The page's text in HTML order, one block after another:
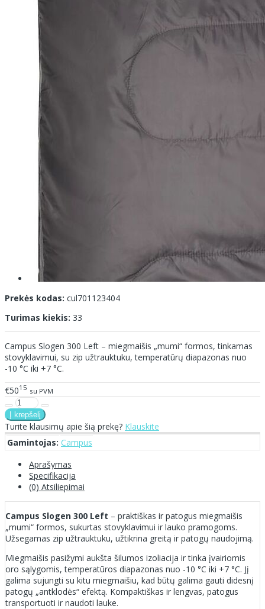
Prekės kodas: cul701123404
Turimas kiekis: 33
Campus Slogen 300 Left – miegmaišis „mumi“ formos, tinkamas
stovyklavimui, su zip užtrauktuku, temperatūrų diapazonas nuo
-10 °C iki +7 °C.
€5015 su PVM
Turite klausimų apie šią prekę? Klauskite
Gamintojas: Campus
Aprašymas
Specifikacija
(0) Atsiliepimai
Campus Slogen 300 Left – praktiškas ir patogus miegmaišis
„mumi“ formos, sukurtas stovyklavimui ir lauko pramogoms.
Užsegamas zip užtrauktuku, užtikrina greitą ir patogų naudojimą.
Miegmaišis pasižymi aukšta šilumos izoliacija ir tinka įvairiomis
oro sąlygomis, temperatūros diapazonas nuo -10 °C iki +7 °C. Jį
galima sujungti su kitu miegmaišiu, kad būtų galima gauti didesnį
patogų „antklodės“ efektą. Kompaktiškas ir lengvas, patogus
transportuoti ir naudoti lauke.